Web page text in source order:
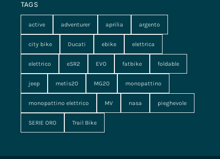
TAGS
active adventurer aprilia argento
city bike Ducati ebike elettrica
elettrico eSR2 EVO fatbike foldable
jeep metis20 MG20 monopattino
monopattino elettrico MV nasa pieghevole
SERIE ORO Trail Bike